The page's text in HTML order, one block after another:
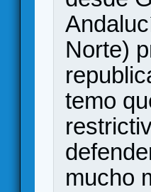
Norte)
temo
mucho